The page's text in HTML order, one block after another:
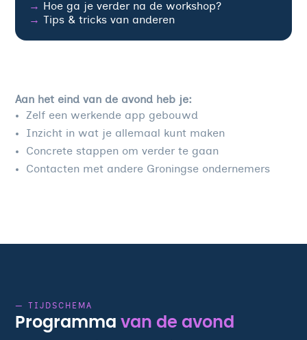
→
Hoe ga je verder na de workshop?
→ Tips & tricks van anderen
Aan het eind van de avond heb je:
Zelf een werkende app gebouwd
Inzicht in wat je allemaal kunt maken
Concrete stappen om verder te gaan
Contacten met andere Groningse ondernemers
— TIJDSCHEMA
Programma van de avond